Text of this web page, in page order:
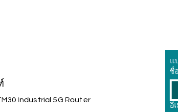
Industrial 5G Router
แ
ชื่
อี